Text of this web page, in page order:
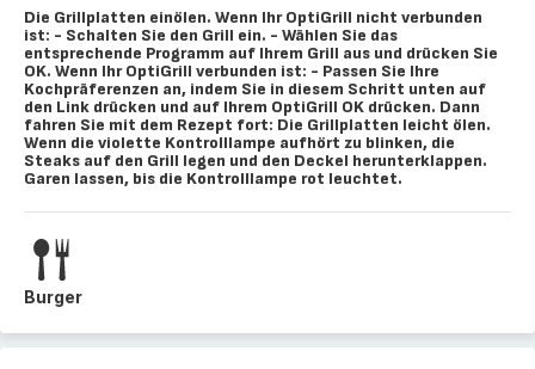
Die Grillplatten einölen. Wenn Ihr OptiGrill nicht verbunden
ist: - Schalten Sie den Grill ein. - Wählen Sie das
entsprechende Programm auf Ihrem Grill aus und drücken Sie
OK. Wenn Ihr OptiGrill verbunden ist: - Passen Sie Ihre
Kochpräferenzen an, indem Sie in diesem Schritt unten auf
den Link drücken und auf Ihrem OptiGrill OK drücken. Dann
fahren Sie mit dem Rezept fort: Die Grillplatten leicht ölen.
Wenn die violette Kontrolllampe aufhört zu blinken, die
Steaks auf den Grill legen und den Deckel herunterklappen.
Garen lassen, bis die Kontrolllampe rot leuchtet.
Burger